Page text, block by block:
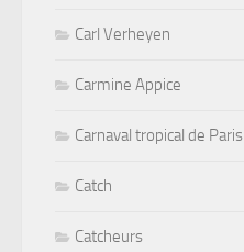
Carl Verheyen
Carmine Appice
Carnaval tropical de Paris
Catch
Catcheurs